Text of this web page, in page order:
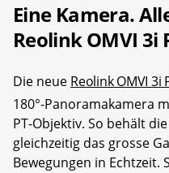
Eine Kamera.
Reolink OMVI 3i
Die neue Reolink OMVI 3i
180°-Panoramakamera
PT-Objektiv. So behält
gleichzeitig das grosse
Bewegungen in Echtzeit.